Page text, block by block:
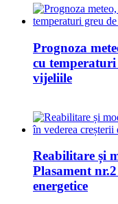
Prognoza
cu
vijeliile
Reabilitare și
Plasament
energetice